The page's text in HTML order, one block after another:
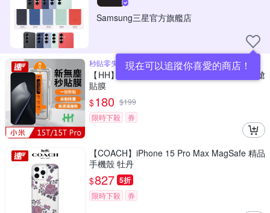
Samsung三星官方旗艦店
現在可以追蹤你喜愛的商店！
秒貼零失誤無塵艙貼膜
【HH】小米 Xiaomi 15T /15T Pro 無塵太空艙
貼膜
$180 $199
限時下殺
券
【COACH】iPhone 15 Pro Max MagSafe 精品
手機殼 牡丹
$827 5折
限時下殺 券